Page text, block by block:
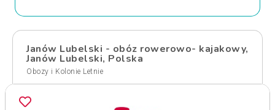
Janów Lubelski - obóz rowerowo- kajakowy,
Janów Lubelski, Polska
Obozy i Kolonie Letnie